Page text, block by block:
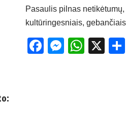
Pasaulis pilnas
kultūringesniais,
Facebook
X